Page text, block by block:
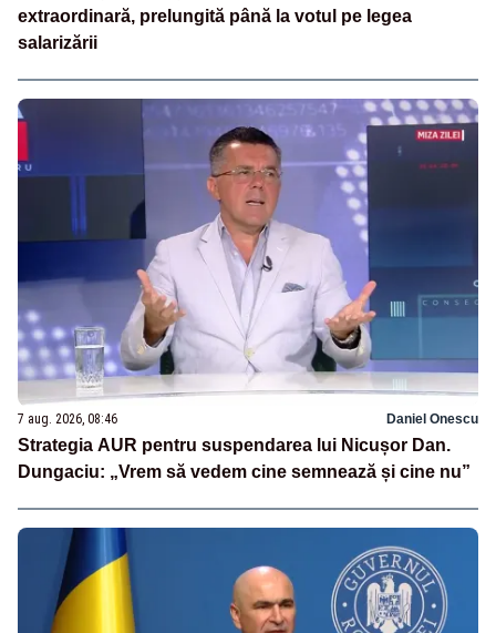
extraordinară, prelungită până la votul pe legea
salarizării
7 aug. 2026, 08:46 Daniel Onescu
Strategia AUR pentru suspendarea lui Nicușor Dan.
Dungaciu: „Vrem să vedem cine semnează și cine nu”